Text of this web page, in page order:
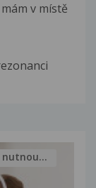
v místě